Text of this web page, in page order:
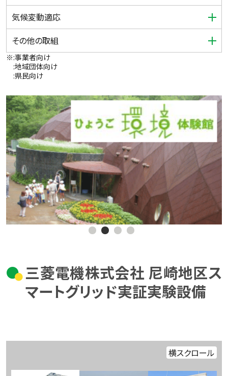
気候変動適応
その他の取組
※:事業者向け
:地域団体向け
:県民向け
三菱電機株式会社 尼崎地区ス
マートグリッド実証実験設備
横スクロール